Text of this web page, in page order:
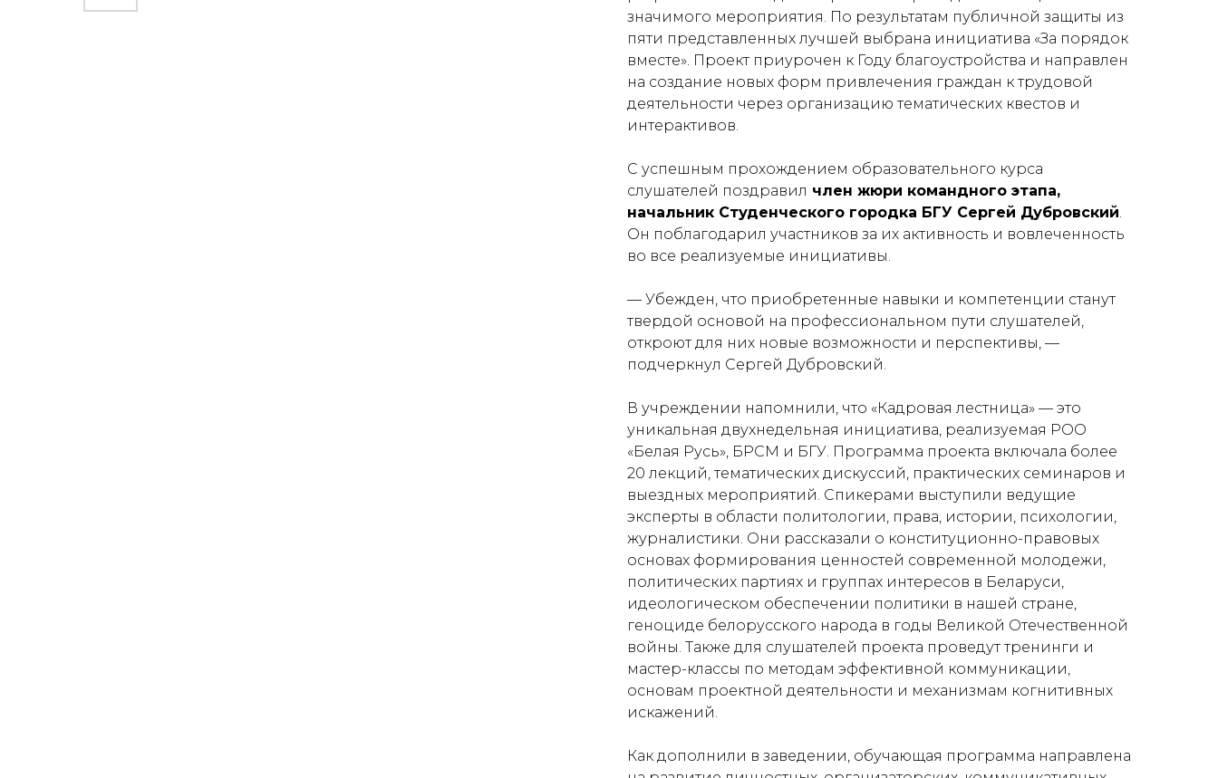
значимого мероприятия. По результатам публичной защиты из
пяти представленных лучшей выбрана инициатива «За порядок
вместе». Проект приурочен к Году благоустройства и направлен
на создание новых форм привлечения граждан к трудовой
деятельности через организацию тематических квестов и
интерактивов.
С успешным прохождением образовательного курса
слушателей поздравил член жюри командного этапа,
начальник Студенческого городка БГУ Сергей Дубровский.
Он поблагодарил участников за их активность и вовлеченность
во все реализуемые инициативы.
— Убежден, что приобретенные навыки и компетенции станут
твердой основой на профессиональном пути слушателей,
откроют для них новые возможности и перспективы, —
подчеркнул Сергей Дубровский.
В учреждении напомнили, что «Кадровая лестница» — это
уникальная двухнедельная инициатива, реализуемая РОО
«Белая Русь», БРСМ и БГУ. Программа проекта включала более
20 лекций, тематических дискуссий, практических семинаров и
выездных мероприятий. Спикерами выступили ведущие
эксперты в области политологии, права, истории, психологии,
журналистики. Они рассказали о конституционно-правовых
основах формирования ценностей современной молодежи,
политических партиях и группах интересов в Беларуси,
идеологическом обеспечении политики в нашей стране,
геноциде белорусского народа в годы Великой Отечественной
войны. Также для слушателей проекта проведут тренинги и
мастер-классы по методам эффективной коммуникации,
основам проектной деятельности и механизмам когнитивных
искажений.
Как дополнили в заведении, обучающая программа направлена